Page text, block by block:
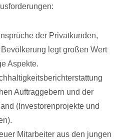
der Privatkunden,
legt großen Wert
Aspekte.
Auftraggebern und der
(Investorenprojekte und
Mitarbeiter aus den jungen